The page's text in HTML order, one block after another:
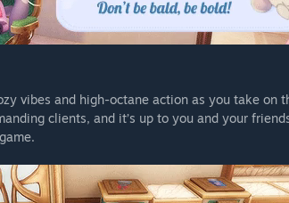
vibes and high-octane action as you take on
clients, and it’s up to you and your